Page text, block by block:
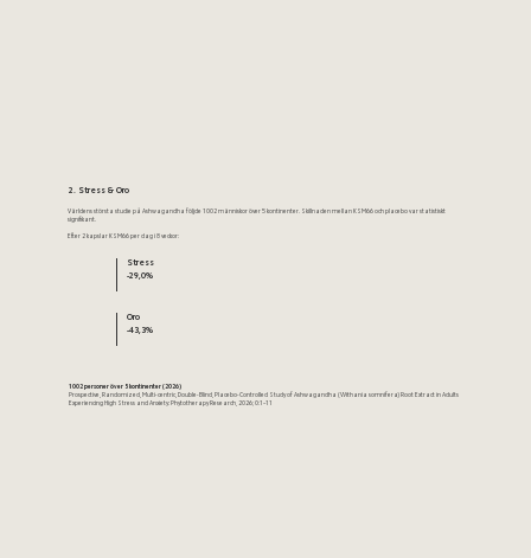
2. Stress & Oro
Världens största studie på Ashwagandha följde 1002 människor över 5 kontinenter. Skillnaden mellan KSM66 och placebo var statistiskt
signifikant.
Efter 2 kapslar KSM66 per dag i 8 veckor:
Stress
-29,0%
Oro
-43,3%
1002 personer över 5 kontinenter (2026)
Prospective, Randomized, Multi-centric, Double-Blind, Placebo-Controlled Study of Ashwagandha (Withania somnifera) Root Extract in Adults
Experiencing High Stress and Anxiety: Phytotherapy Research, 2026; 0:1–11